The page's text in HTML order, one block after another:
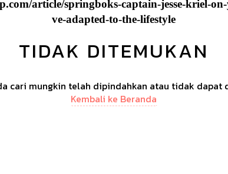
article/springboks-captain-jesse-kriel-
ve-adapted-to-the-lifestyle
TIDAK DITEMUKAN
cari mungkin telah dipindahkan atau tidak dapat
Kembali ke Beranda